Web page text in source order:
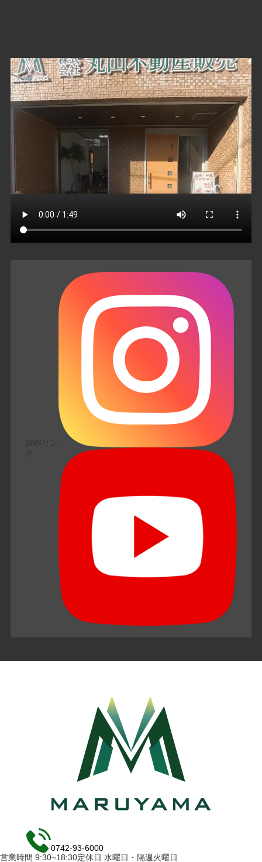
0742-93-6000
営業時間 9:30~18:30定休日 水曜日・隔週火曜日